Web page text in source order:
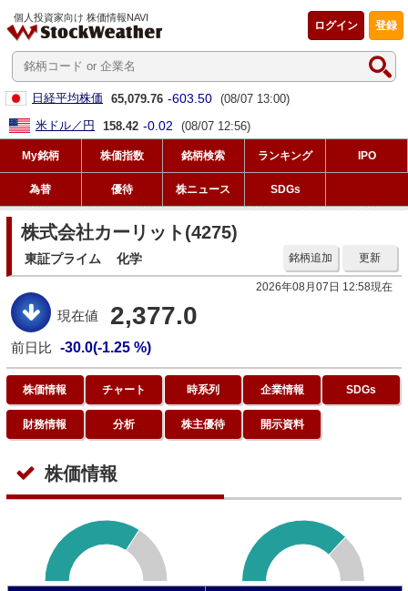
個人投資家向け 株価情報NAVI
登録
ログイン
日経平均株価 65,079.76 -603.50 (08/07 13:00)
米ドル／円
158.42 -0.02 (08/07 12:56)
My銘柄 株価指数 銘柄検索 ランキング IPO
為替 優待 株ニュース SDGs
株式会社カーリット(4275)
東証プライム 化学 更新
銘柄追加
2026年08月07日 12:58現在
現在値 2,377.0
前日比 -30.0(-1.25 %)
株価情報 チャート 時系列 企業情報 SDGs
財務情報 分析 株主優待 開示資料
株価情報